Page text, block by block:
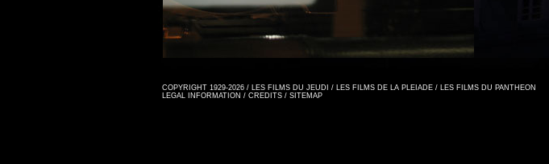
COPYRIGHT 1929-2026 / LES FILMS DU JEUDI / LES FILMS DE LA PLEIADE / LES FILMS DU PANTHEON
LEGAL INFORMATION / CREDITS / SITEMAP